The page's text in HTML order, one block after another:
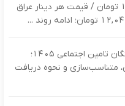
عراق؛ هر صد دینار ۱۲,۲۹۰ تومان / قیمت هر دینار عراق
صدور حکم جدید بازنشستگان تامین اجتماعی ۱۴۰۵؛
متناسب‌سازی و نحوه دریافت